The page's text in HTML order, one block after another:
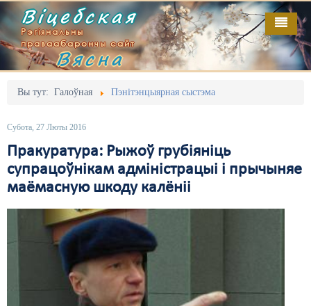
Віцебская
Рэгіянальны
праваабарончы сайт
Вясна
Вы тут: Галоўная Пэнітэнцыярная сыстэма
Субота, 27 Люты 2016
Пракуратура: Рыжоў грубіяніць
супрацоўнікам адміністрацыі і прычыняе
маёмасную шкоду калёніі
Галоўная
Адміністрацыйны перасьлед
Безбар'ернае асяродзьдзе
Выбары
Дзяржава
Затрыманьні
Выданьні
Кантакт
Пра нас